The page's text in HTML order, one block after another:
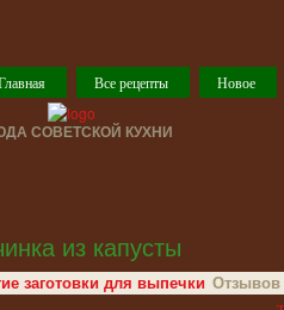
Все рецепты Новое
СОВЕТСКОЙ КУХНИ
из капусты
заготовки для выпечки Отзывов